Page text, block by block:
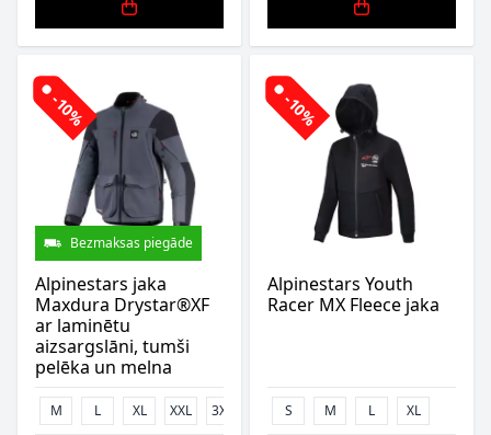
-10%
Bezmaksas piegāde
Alpinestars jaka
Maxdura Drystar®XF
ar laminētu
aizsargslāni, tumši
pelēka un melna
M L XL XXL 3XL
-10%
Alpinestars Youth
Racer MX Fleece jaka
S M L XL